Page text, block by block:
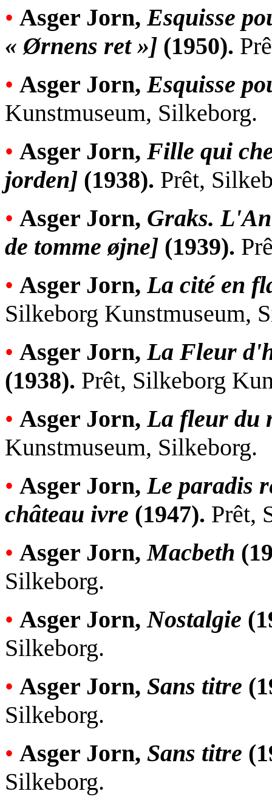
• Asger Jorn, Esquisse
« Ørnens ret »] (1950).
• Asger Jorn, Esquisse
Kunstmuseum, Silkeborg.
• Asger Jorn, Fille qui
jorden] (1938). Prêt,
• Asger Jorn, Graks.
de tomme øjne] (1939).
• Asger Jorn, La cité en
Silkeborg Kunstmuseum,
• Asger Jorn, La Fleur
(1938). Prêt, Silkeborg
• Asger Jorn, La fleur du
Kunstmuseum, Silkeborg.
• Asger Jorn, Le paradis
château ivre (1947). Prêt,
• Asger Jorn,Macbeth
Silkeborg.
• Asger Jorn, Nostalgie
Silkeborg.
• Asger Jorn, Sans titre
Silkeborg.
• Asger Jorn, Sans titre
Silkeborg.